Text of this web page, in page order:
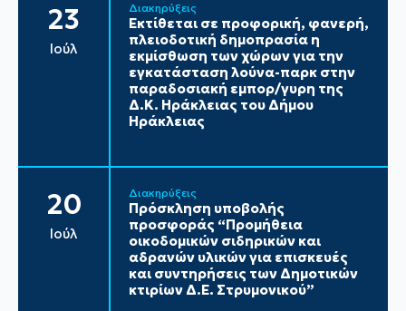
23
Ιούλ
Διακηρύξεις
Εκτίθεται σε προφορική, φανερή,
πλειοδοτική δημοπρασία η
εκμίσθωση των χώρων για την
εγκατάσταση λούνα-παρκ στην
παραδοσιακή εμπορ/γυρη της
Δ.Κ. Ηράκλειας του Δήμου
Ηράκλειας
20
Ιούλ
Διακηρύξεις
Πρόσκληση υποβολής
προσφοράς “Προμήθεια
οικοδομικών σιδηρικών και
αδρανών υλικών για επισκευές
και συντηρήσεις των Δημοτικών
κτιρίων Δ.Ε. Στρυμονικού”